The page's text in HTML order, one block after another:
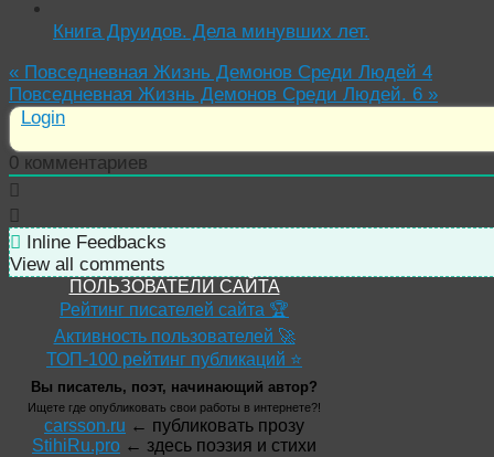
Книга Друидов. Дела минувших лет.
« Повседневная Жизнь Демонов Среди Людей 4
Повседневная Жизнь Демонов Среди Людей. 6 »
Login
0 комментариев
Inline Feedbacks
View all comments
ПОЛЬЗОВАТЕЛИ САЙТА
Рейтинг писателей сайта 🏆
Активность пользователей 🚀
ТОП-100 рейтинг публикаций ⭐
Вы писатель, поэт, начинающий автор?
Ищете где опубликовать свои работы в интернете?!
carsson.ru ← публиковать прозу
StihiRu.pro ← здесь поэзия и стихи